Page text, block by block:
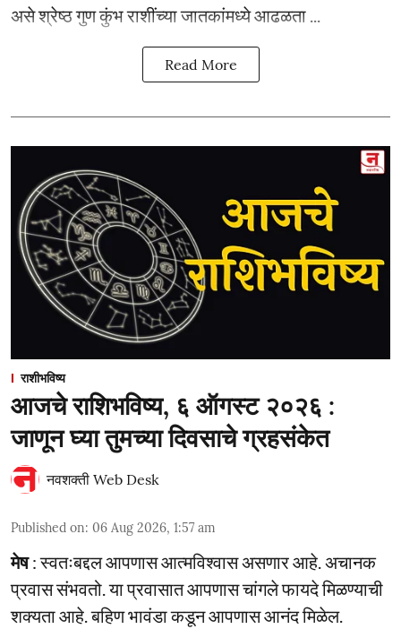
असे श्रेष्ठ गुण कुंभ राशींच्या जातकांमध्ये आढळता ...
Read More
राशीभविष्य
आजचे राशिभविष्य, ६ ऑगस्ट २०२६ :
जाणून घ्या तुमच्या दिवसाचे ग्रहसंकेत
नवशक्ती Web Desk
Published on: 06 Aug 2026, 1:57 am
मेष: स्वतःबद्दल आपणास आत्मविश्वास असणार आहे. अचानक
प्रवास संभवतो. या प्रवासात आपणास चांगले फायदे मिळण्याची
शक्यता आहे. बहिण भावंडा कडून आपणास आनंद मिळेल.